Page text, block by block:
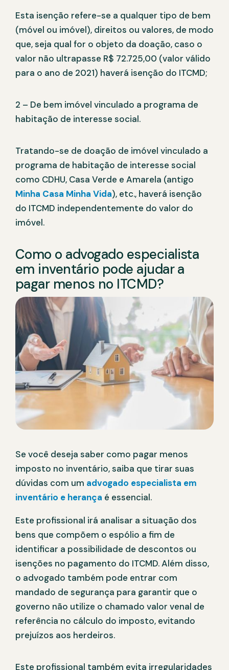
Esta isenção refere-se a qualquer tipo de bem
(móvel ou imóvel), direitos ou valores, de modo
que, seja qual for o objeto da doação, caso o
valor não ultrapasse R$ 72.725,00 (valor válido
para o ano de 2021) haverá isenção do ITCMD;
2 – De bem imóvel vinculado a programa de
habitação de interesse social.
Tratando-se de doação de imóvel vinculado a
programa de habitação de interesse social
como CDHU, Casa Verde e Amarela (antigo
Minha Casa Minha Vida), etc., haverá isenção
do ITCMD independentemente do valor do
imóvel.
Como o advogado especialista
em inventário pode ajudar a
pagar menos no ITCMD?
Se você deseja saber como pagar menos
imposto no inventário, saiba que tirar suas
dúvidas com um advogado especialista em
inventário e herança é essencial.
Este profissional irá analisar a situação dos
bens que compõem o espólio a fim de
identificar a possibilidade de descontos ou
isenções no pagamento do ITCMD. Além disso,
o advogado também pode entrar com
mandado de segurança para garantir que o
governo não utilize o chamado valor venal de
referência no cálculo do imposto, evitando
prejuízos aos herdeiros.
Este profissional também evita irregularidades